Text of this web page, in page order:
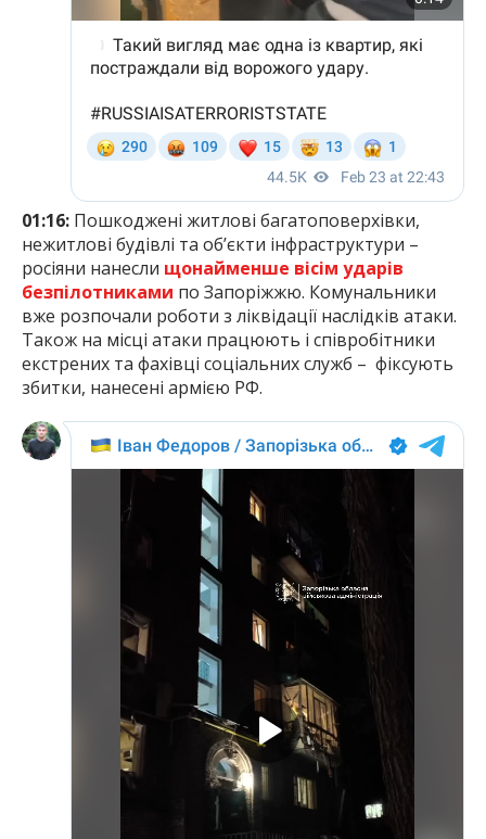
01:16: Пошкоджені житлові багатоповерхівки,
нежитлові будівлі та об’єкти інфраструктури –
росіяни нанесли щонайменше вісім ударів
безпілотниками по Запоріжжю. Комунальники
вже розпочали роботи з ліквідації наслідків атаки.
Також на місці атаки працюють і співробітники
екстрених та фахівці соціальних служб – фіксують
збитки, нанесені армією РФ.